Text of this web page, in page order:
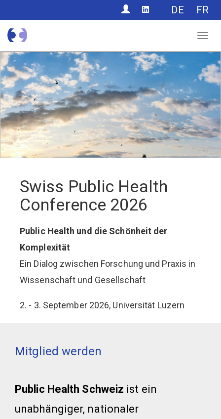
CONTACTDE FR
Swiss Public Health
Conference 2026
Public Health und die Schönheit der
Komplexität
Ein Dialog zwischen Forschung und Praxis in
Wissenschaft und Gesellschaft
2. - 3. September 2026, Universität Luzern
Online Mittagsseminare
Ringvorlesung 2026
Gesundheitsförderung im Wandel»
Webinar Stillfreundliche
Arbeitswelt
23. September 2026, 12:00 – 13:30 Uhr
Mitglied werden
Public Health Schweiz ist ein
unabhängiger, nationaler